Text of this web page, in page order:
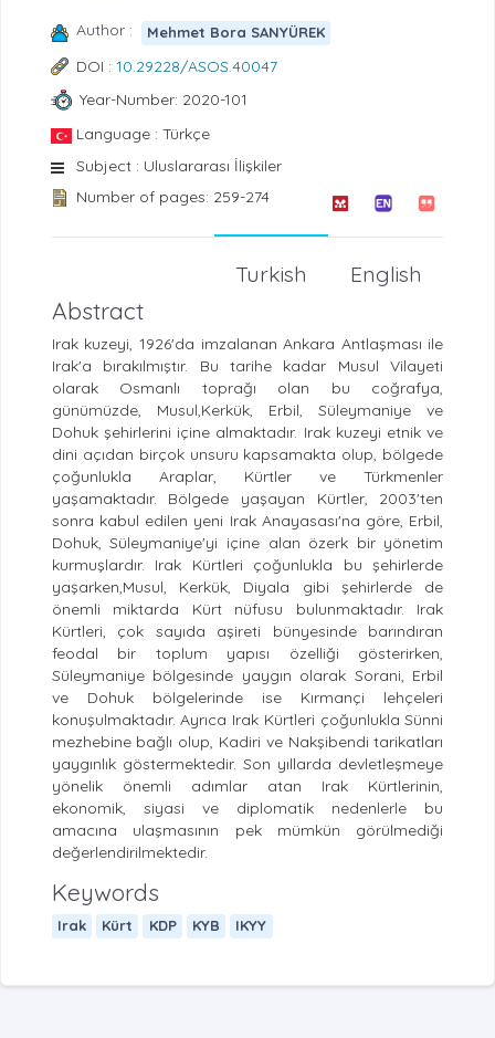
Author : Mehmet Bora SANYÜREK
DOI : 10.29228/ASOS.40047
Year-Number: 2020-101
Language : Türkçe
Subject : Uluslararası İlişkiler
Number of pages: 259-274
English
Turkish
Abstract
Irak kuzeyi, 1926'da imzalanan Ankara Antlaşması ile
Irak'a bırakılmıştır. Bu tarihe kadar Musul Vilayeti
olarak Osmanlı toprağı olan bu coğrafya,
günümüzde, Musul,Kerkük, Erbil, Süleymaniye ve
Dohuk şehirlerini içine almaktadır. Irak kuzeyi etnik ve
dini açıdan birçok unsuru kapsamakta olup, bölgede
çoğunlukla Araplar, Kürtler ve Türkmenler
yaşamaktadır. Bölgede yaşayan Kürtler, 2003'ten
sonra kabul edilen yeni Irak Anayasası'na göre, Erbil,
Dohuk, Süleymaniye'yi içine alan özerk bir yönetim
kurmuşlardır. Irak Kürtleri çoğunlukla bu şehirlerde
yaşarken,Musul, Kerkük, Diyala gibi şehirlerde de
önemli miktarda Kürt nüfusu bulunmaktadır. Irak
Kürtleri, çok sayıda aşireti bünyesinde barındıran
feodal bir toplum yapısı özelliği gösterirken,
Süleymaniye bölgesinde yaygın olarak Sorani, Erbil
ve Dohuk bölgelerinde ise Kırmançi lehçeleri
konuşulmaktadır. Ayrıca Irak Kürtleri çoğunlukla Sünni
mezhebine bağlı olup, Kadiri ve Nakşibendi tarikatları
yaygınlık göstermektedir. Son yıllarda devletleşmeye
yönelik önemli adımlar atan Irak Kürtlerinin,
ekonomik, siyasi ve diplomatik nedenlerle bu
amacına ulaşmasının pek mümkün görülmediği
değerlendirilmektedir.
Keywords
Irak Kürt KDP KYB IKYY